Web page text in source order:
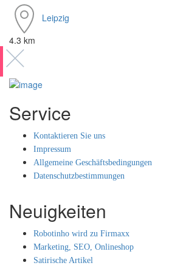
Leipzig
4.3 km
Service
Kontaktieren Sie uns
Impressum
Allgemeine Geschäftsbedingungen
Datenschutzbestimmungen
Neuigkeiten
Robotinho wird zu Firmaxx
Marketing, SEO, Onlineshop
Satirische Artikel